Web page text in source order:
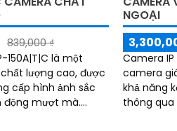
839,000 ₫
150A|T|C là một
lượng cao, được
cấp hình ảnh sắc
động mượt mà.
NGOẠI
Camera IP
camera
khả năng
thông qua